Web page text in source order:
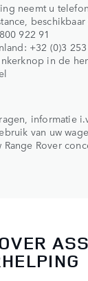
neemt u
922 91
+32 (0)3
in de
informatie
van uw
Rover